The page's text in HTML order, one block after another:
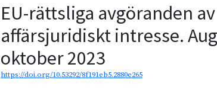
EU-rättsliga avgöranden av
affärsjuridiskt intresse.
oktober 2023
https://doi.org/10.53292/8f191eb5.2880e265